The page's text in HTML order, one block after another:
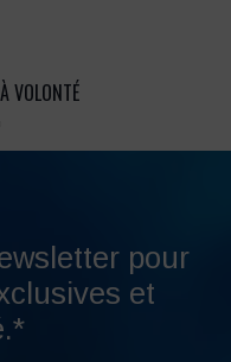
VOLONTÉ
pour
et